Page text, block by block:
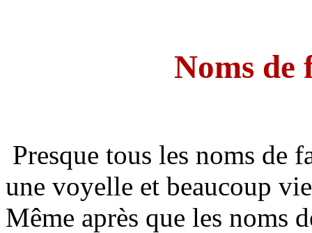
Noms
Presque tous les noms de
une voyelle et beaucoup
Même après que les noms